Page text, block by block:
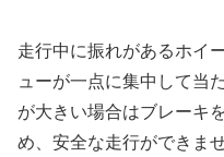
走行中に振れがあるホイ
ューが一点に集中して当
が大きい場合はブレーキ
め、安全な走行ができま